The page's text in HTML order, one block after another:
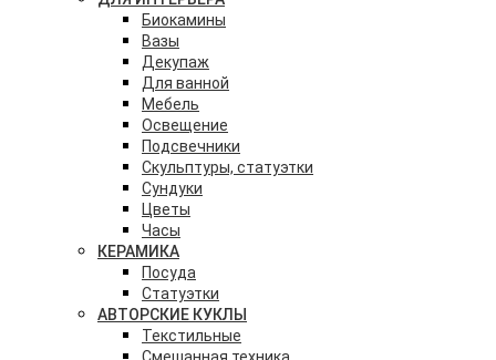
Биокамины
Вазы
Декупаж
Для ванной
Мебель
Освещение
Подсвечники
Скульптуры, статуэтки
Сундуки
Цветы
Часы
КЕРАМИКА
Посуда
Статуэтки
АВТОРСКИЕ КУКЛЫ
Текстильные